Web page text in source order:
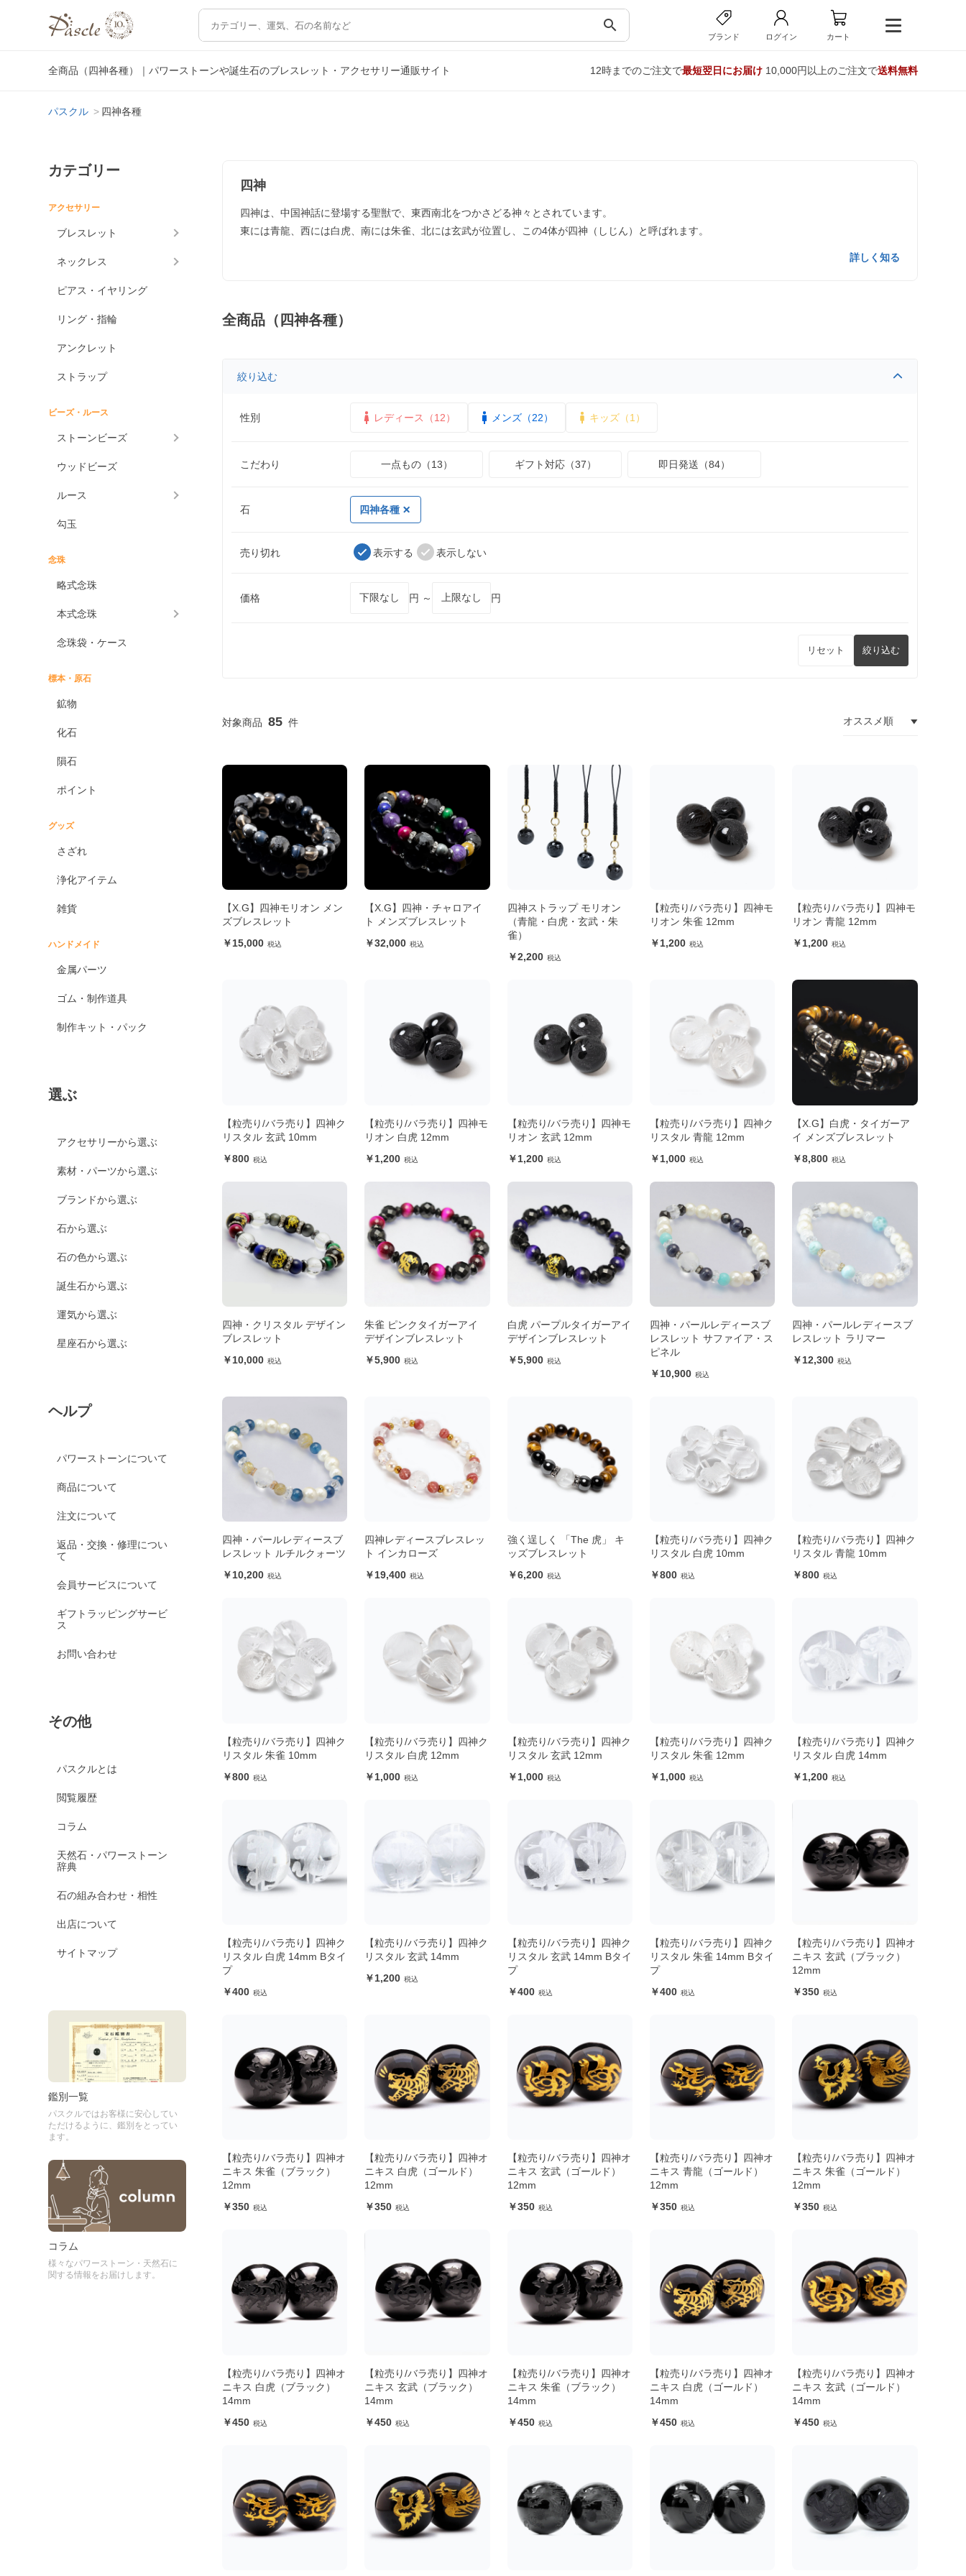
search
ブランド ログイン カート
全商品（四神各種）｜パワーストーンや誕生石のブレスレット・アクセサリー通販サイト 12時までのご注文で最短翌日にお届け10,000円以上のご注文で送料無料
パスクル 四神各種
カテゴリー
アクセサリー
ブレスレット
ネックレス
ピアス・イヤリング
リング・指輪
アンクレット
ストラップ
ビーズ・ルース
ストーンビーズ
ウッドビーズ
ルース
勾玉
念珠
略式念珠
本式念珠
念珠袋・ケース
標本・原石
鉱物
化石
隕石
ポイント
グッズ
さざれ
浄化アイテム
雑貨
ハンドメイド
金属パーツ
ゴム・制作道具
制作キット・パック
選ぶ
アクセサリーから選ぶ
素材・パーツから選ぶ
ブランドから選ぶ
石から選ぶ
石の色から選ぶ
誕生石から選ぶ
運気から選ぶ
星座石から選ぶ
ヘルプ
パワーストーンについて
商品について
注文について
返品・交換・修理につい
て
会員サービスについて
ギフトラッピングサービ
ス
お問い合わせ
その他
パスクルとは
閲覧履歴
コラム
天然石・パワーストーン
辞典
石の組み合わせ・相性
出店について
サイトマップ
鑑別一覧
パスクルではお客様に安心してい
ただけるように、鑑別をとってい
ます。
コラム
様々なパワーストーン・天然石に
関する情報をお届けします。
四神
四神は、中国神話に登場する聖獣で、東西南北をつかさどる神々とされています。
東には青龍、西には白虎、南には朱雀、北には玄武が位置し、この4体が四神（しじん）と呼ばれます。
詳しく知る
全商品（四神各種）
絞り込む
性別 レディース（12） メンズ（22） キッズ（1）
こだわり 一点もの（13） ギフト対応（37） 即日発送（84）
石 四神各種
売り切れ 表示する 表示しない
価格 円 ～ 円
リセット 絞り込む
85
【X.G】四神モリオン メン
ズブレスレット
15,000
【X.G】四神・チャロアイ
ト メンズブレスレット
32,000
四神ストラップ モリオン
（青龍・白虎・玄武・朱
雀）
2,200
【粒売り/バラ売り】四神モ
リオン 朱雀 12mm
1,200
【粒売り/バラ売り】四神モ
リオン 青龍 12mm
1,200
【粒売り/バラ売り】四神ク
リスタル 玄武 10mm
800
【粒売り/バラ売り】四神モ
リオン 白虎 12mm
1,200
【粒売り/バラ売り】四神モ
リオン 玄武 12mm
1,200
【粒売り/バラ売り】四神ク
リスタル 青龍 12mm
1,000
【X.G】白虎・タイガーア
イ メンズブレスレット
8,800
四神・クリスタル デザイン
ブレスレット
10,000
朱雀 ピンクタイガーアイ
デザインブレスレット
5,900
白虎 パープルタイガーアイ
デザインブレスレット
5,900
四神・パールレディースブ
レスレット サファイア・ス
ピネル
10,900
四神・パールレディースブ
レスレット ラリマー
12,300
四神・パールレディースブ
レスレット ルチルクォーツ
10,200
四神レディースブレスレッ
ト インカローズ
19,400
強く逞しく 「The 虎」 キ
ッズブレスレット
6,200
【粒売り/バラ売り】四神ク
リスタル 白虎 10mm
800
【粒売り/バラ売り】四神ク
リスタル 青龍 10mm
800
【粒売り/バラ売り】四神ク
リスタル 朱雀 10mm
800
【粒売り/バラ売り】四神ク
リスタル 白虎 12mm
1,000
【粒売り/バラ売り】四神ク
リスタル 玄武 12mm
1,000
【粒売り/バラ売り】四神ク
リスタル 朱雀 12mm
1,000
【粒売り/バラ売り】四神ク
リスタル 白虎 14mm
1,200
【粒売り/バラ売り】四神ク
リスタル 白虎 14mm Bタイ
プ
400
【粒売り/バラ売り】四神ク
リスタル 玄武 14mm
1,200
【粒売り/バラ売り】四神ク
リスタル 玄武 14mm Bタイ
プ
400
【粒売り/バラ売り】四神ク
リスタル 朱雀 14mm Bタイ
プ
400
【粒売り/バラ売り】四神オ
ニキス 玄武（ブラック）
12mm
350
【粒売り/バラ売り】四神オ
ニキス 朱雀（ブラック）
12mm
350
【粒売り/バラ売り】四神オ
ニキス 白虎（ゴールド）
12mm
350
【粒売り/バラ売り】四神オ
ニキス 玄武（ゴールド）
12mm
350
【粒売り/バラ売り】四神オ
ニキス 青龍（ゴールド）
12mm
350
【粒売り/バラ売り】四神オ
ニキス 朱雀（ゴールド）
12mm
350
【粒売り/バラ売り】四神オ
ニキス 白虎（ブラック）
14mm
450
【粒売り/バラ売り】四神オ
ニキス 玄武（ブラック）
14mm
450
【粒売り/バラ売り】四神オ
ニキス 朱雀（ブラック）
14mm
450
【粒売り/バラ売り】四神オ
ニキス 白虎（ゴールド）
14mm
450
【粒売り/バラ売り】四神オ
ニキス 玄武（ゴールド）
14mm
450